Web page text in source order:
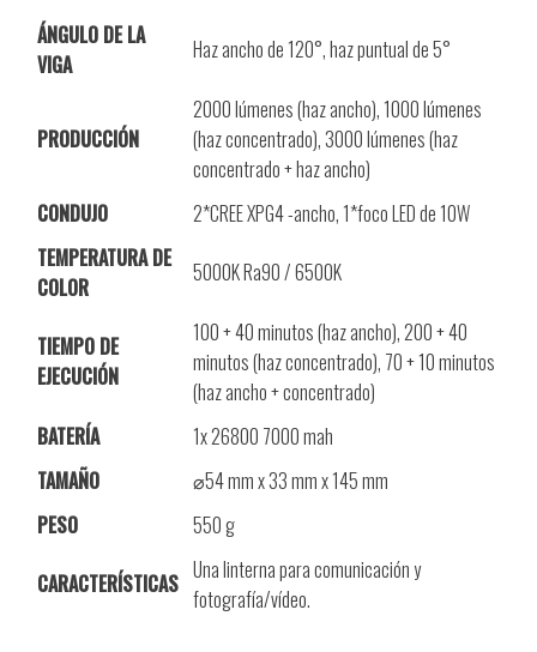
ÁNGULO DE LA
VIGA
Haz ancho de 120°, haz puntual de 5°
PRODUCCIÓN
2000 lúmenes (haz ancho), 1000 lúmenes
(haz concentrado), 3000 lúmenes (haz
concentrado + haz ancho)
CONDUJO
2*CREE XPG4 -ancho, 1*foco LED de 10W
TEMPERATURA DE
COLOR
5000K Ra90 / 6500K
TIEMPO DE
EJECUCIÓN
100 + 40 minutos (haz ancho), 200 + 40
minutos (haz concentrado), 70 + 10 minutos
(haz ancho + concentrado)
BATERÍA
1x 26800 7000 mah
TAMAÑO
⌀54 mm x 33 mm x 145 mm
PESO
550 g
CARACTERÍSTICAS Una linterna para comunicación y
fotografía/vídeo.